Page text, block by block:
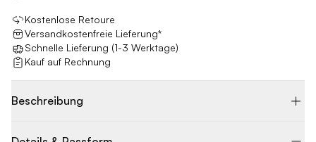
Kostenlose Retoure
Versandkostenfreie Lieferung*
Schnelle Lieferung (1-3 Werktage)
Kauf auf Rechnung
Beschreibung